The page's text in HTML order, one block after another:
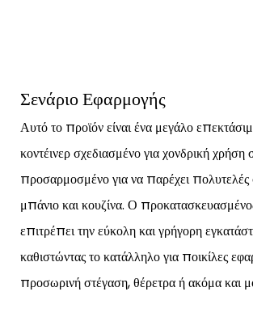
Σενάριο Εφαρμογής
Αυτό το προϊόν είναι ένα μεγάλο
κοντέινερ σχεδιασμένο για χονδρική χρήση
προσαρμοσμένο για να παρέχει πολυτελές
μπάνιο και κουζίνα. Ο
επιτρέπει την εύκολη και γρήγορη
καθιστώντας το κατάλληλο για ποικίλες
προσωρινή στέγαση, θέρετρα ή ακόμα και